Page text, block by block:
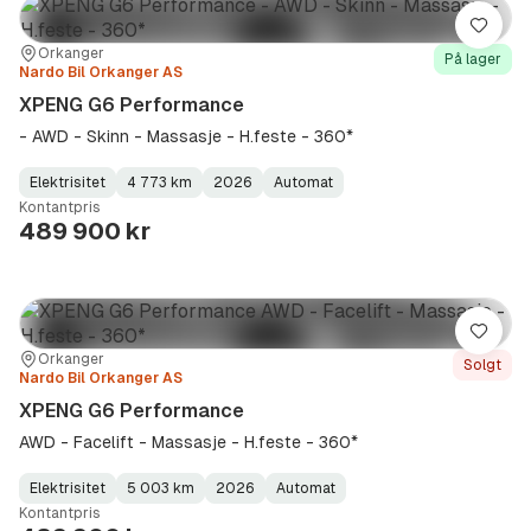
Sted:
Orkanger
Forhandler:
Nardo Bil Orkanger AS
På lager
XPENG G6 Performance
- AWD - Skinn - Massasje - H.feste - 360*
Fuel
Type:
Elektrisitet
Kilometerstand:
4 773 km
Model
Year:
2026
Gearbox
Type:
Automat
Kontantpris
489 900 kr
Lagre
Sted:
Orkanger
Forhandler:
Nardo Bil Orkanger AS
Solgt
XPENG G6 Performance
AWD - Facelift - Massasje - H.feste - 360*
Fuel
Type:
Elektrisitet
Kilometerstand:
5 003 km
Model
Year:
2026
Gearbox
Type:
Automat
Kontantpris
Lagre